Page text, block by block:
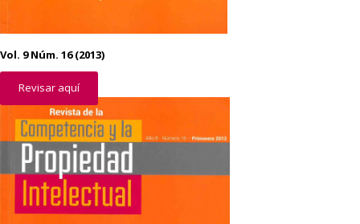
Vol. 9 Núm. 16 (2013)
Revisar aquí